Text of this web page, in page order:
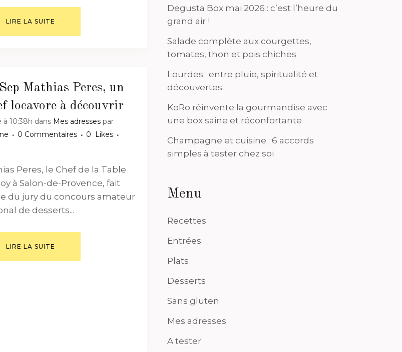
LIRE LA SUITE
Mathias Peres, un
locavore à découvrir
à 10:38h dans Mes adresses par
0 Commentaires 0
Likes
Peres, le Chef de la Table
à Salon-de-Provence, fait
du jury du concours amateur
de desserts...
LIRE LA SUITE
Degusta Box mai 2026 : c’est l’heure du
grand air !
Salade complète aux courgettes,
tomates, thon et pois chiches
Lourdes : entre pluie, spiritualité et
découvertes
KoRo réinvente la gourmandise avec
une box saine et réconfortante
Champagne et cuisine : 6 accords
simples à tester chez soi
Menu
Recettes
Entrées
Plats
Desserts
Sans gluten
Mes adresses
A tester